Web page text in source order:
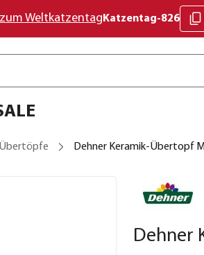
Weltkatzentag Katzentag-826
Dehner Keramik-Übertopf
Dehner